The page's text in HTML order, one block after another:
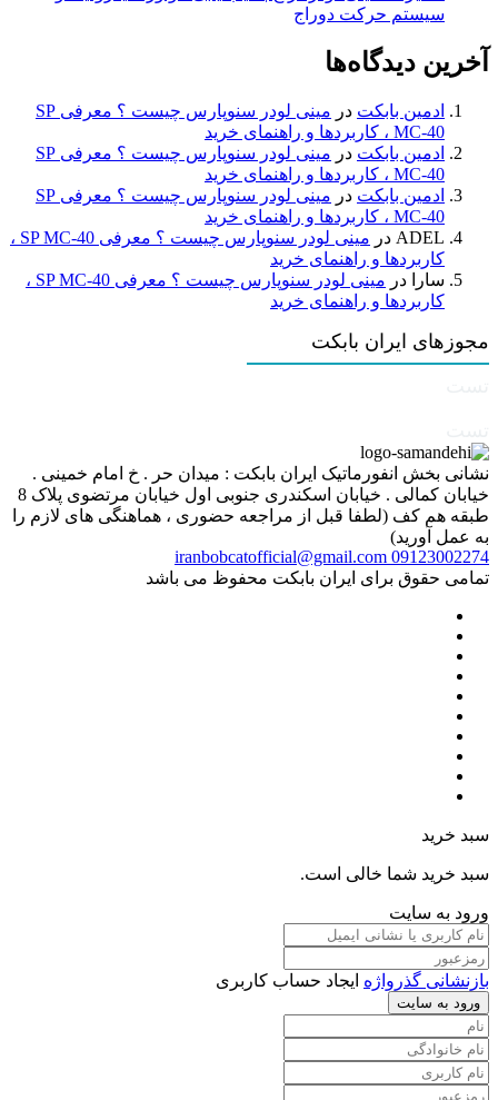
سیستم حرکت دوراج
آخرین دیدگاه‌ها
ادمین بابکت در
مینی لودر سنوپارس چیست ؟ معرفی SP
MC-40 ، کاربردها و راهنمای خرید
ادمین بابکت در
مینی لودر سنوپارس چیست ؟ معرفی SP
MC-40 ، کاربردها و راهنمای خرید
ادمین بابکت در
مینی لودر سنوپارس چیست ؟ معرفی SP
MC-40 ، کاربردها و راهنمای خرید
ADEL در
مینی لودر سنوپارس چیست ؟ معرفی SP MC-40 ،
کاربردها و راهنمای خرید
سارا
در
مینی لودر سنوپارس چیست ؟ معرفی SP MC-40 ،
کاربردها و راهنمای خرید
مجوزهای ایران بابکت
نشانی بخش انفورماتیک ایران بابکت : میدان حر . خ امام خمینی .
خیابان کمالی . خیابان اسکندری جنوبی اول خیابان مرتضوی پلاک 8
طبقه هم کف (لطفا قبل از مراجعه حضوری ، هماهنگی های لازم را
به عمل آورید)
09123002274
iranbobcatofficial@gmail.com
تمامی حقوق برای ایران بابکت محفوظ می باشد
سبد خرید
سبد خرید شما خالی است.
ورود به سایت
بازنشانی گذرواژه ایجاد حساب کاربری
ورود به سایت